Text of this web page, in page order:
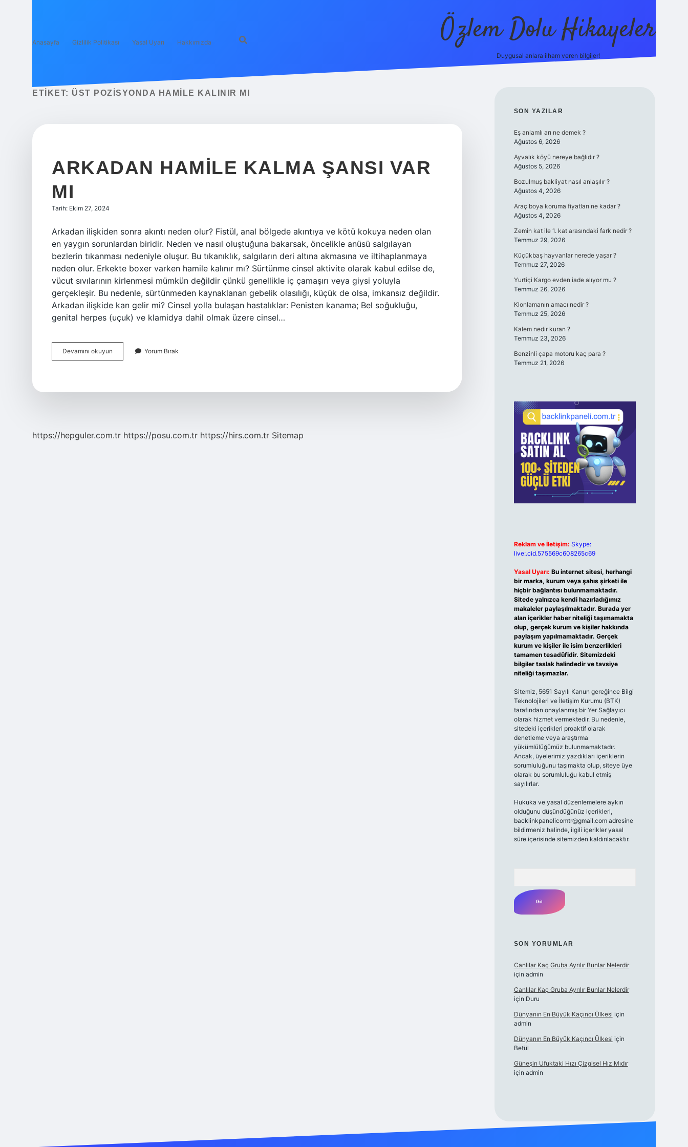
Anasayfa Gizlilik Politikası Yasal Uyarı Hakkımızda Özlem Dolu Hikayeler
Duygusal anlara ilham veren bilgiler!
ETIKET: ÜST POZISYONDA HAMILE KALINIR MI
ARKADAN HAMILE KALMA ŞANSI VAR
MI
Tarih: Ekim 27, 2024
Arkadan ilişkiden sonra akıntı neden olur? Fistül, anal bölgede akıntıya ve kötü kokuya neden olan
en yaygın sorunlardan biridir. Neden ve nasıl oluştuğuna bakarsak, öncelikle anüsü salgılayan
bezlerin tıkanması nedeniyle oluşur. Bu tıkanıklık, salgıların deri altına akmasına ve iltihaplanmaya
neden olur. Erkekte boxer varken hamile kalınır mı? Sürtünme cinsel aktivite olarak kabul edilse de,
vücut sıvılarının kirlenmesi mümkün değildir çünkü genellikle iç çamaşırı veya giysi yoluyla
gerçekleşir. Bu nedenle, sürtünmeden kaynaklanan gebelik olasılığı, küçük de olsa, imkansız değildir.
Arkadan ilişkide kan gelir mi? Cinsel yolla bulaşan hastalıklar: Penisten kanama; Bel soğukluğu,
genital herpes (uçuk) ve klamidya dahil olmak üzere cinsel…
Devamını okuyun Arkadan
Hamile
Yorum Bırak
https://hepguler.com.tr https://posu.com.tr https://hirs.com.tr Sitemap
SIDEBAR
SON YAZILAR
Eş anlamlı arı ne demek ?
Ağustos 6, 2026
Ayvalık köyü nereye bağlıdır ?
Ağustos 5, 2026
Bozulmuş bakliyat nasıl anlaşılır ?
Ağustos 4, 2026
Araç boya koruma fiyatları ne kadar ?
Ağustos 4, 2026
Zemin kat ile 1. kat arasındaki fark nedir ?
Temmuz 29, 2026
Küçükbaş hayvanlar nerede yaşar ?
Temmuz 27, 2026
Yurtiçi Kargo evden iade alıyor mu ?
Temmuz 26, 2026
Klonlamanın amacı nedir ?
Temmuz 25, 2026
Kalem nedir kuran ?
Temmuz 23, 2026
Benzinli çapa motoru kaç para ?
Temmuz 21, 2026
Reklam ve İletişim: Skype:
live:.cid.575569c608265c69
Yasal Uyarı: Bu internet sitesi, herhangi
bir marka, kurum veya şahıs şirketi ile
hiçbir bağlantısı bulunmamaktadır.
Sitede yalnızca kendi hazırladığımız
makaleler paylaşılmaktadır. Burada yer
alan içerikler haber niteliği taşımamakta
olup, gerçek kurum ve kişiler hakkında
paylaşım yapılmamaktadır. Gerçek
kurum ve kişiler ile isim benzerlikleri
tamamen tesadüfidir. Sitemizdeki
bilgiler taslak halindedir ve tavsiye
niteliği taşımazlar.
Sitemiz, 5651 Sayılı Kanun gereğince Bilgi
Teknolojileri ve İletişim Kurumu (BTK)
tarafından onaylanmış bir Yer Sağlayıcı
olarak hizmet vermektedir. Bu nedenle,
sitedeki içerikleri proaktif olarak
denetleme veya araştırma
yükümlülüğümüz bulunmamaktadır.
Ancak, üyelerimiz yazdıkları içeriklerin
sorumluluğunu taşımakta olup, siteye üye
olarak bu sorumluluğu kabul etmiş
sayılırlar.
Hukuka ve yasal düzenlemelere aykırı
olduğunu düşündüğünüz içerikleri,
backlinkpanelicomtr@gmail.comadresine
bildirmeniz halinde, ilgili içerikler yasal
süre içerisinde sitemizden kaldırılacaktır.
SON YORUMLAR
Canlılar Kaç Gruba Ayrılır Bunlar Nelerdir
için admin
Canlılar Kaç Gruba Ayrılır Bunlar Nelerdir
için Duru
Dünyanın En Büyük Kaçıncı Ülkesi için
admin
Dünyanın En Büyük Kaçıncı Ülkesi için
Betül
Güneşin Ufuktaki Hızı Çizgisel Hız Mıdır
için admin